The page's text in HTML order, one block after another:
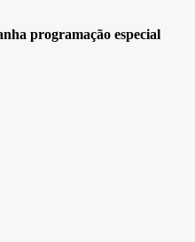
programação especial